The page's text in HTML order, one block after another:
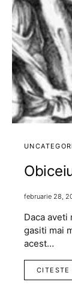
februarie 28,
Daca
gasiti mai
acest…
CITESTE